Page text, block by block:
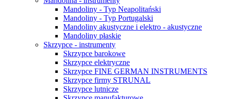
Mandoliny - Typ Neapolitański
Mandoliny - Typ Portugalski
Mandoliny akustyczne i elektro - akustyczne
Mandoliny płaskie
Skrzypce - instrumenty
Skrzypce barokowe
Skrzypce elektryczne
Skrzypce FINE GERMAN INSTRUMENTS
Skrzypce firmy STRUNAL
Skrzypce lutnicze